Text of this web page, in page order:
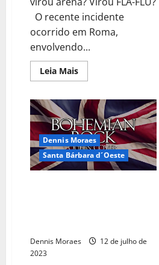
O recente incidente
ocorrido em Roma,
envolvendo...
Leia Mais
Dennis Moraes
Santa Bárbara d´Oeste
Dennis Moraes
12 de julho de
2023